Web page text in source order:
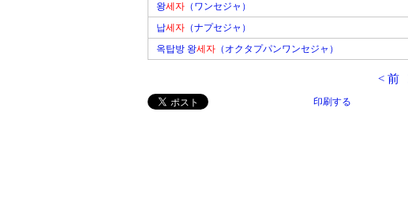
왕세자 （ワンセジャ）
납세자 （ナプセジャ）
옥탑방 왕세자 （オクタプパンワンセジャ）
< 前
印刷する